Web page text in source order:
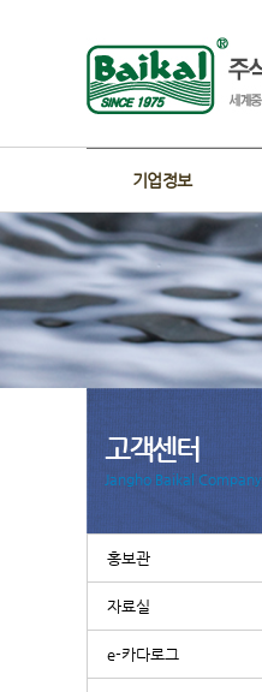
기업정보
고객센터
Jangho Baikal Company
홍보관
자료실
e-카다로그